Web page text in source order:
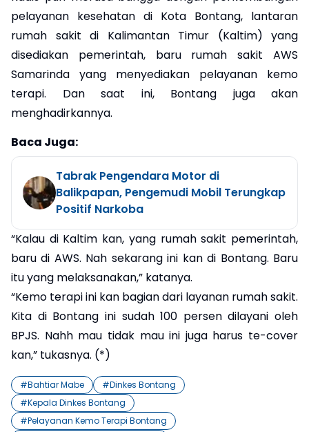
pelayanan kesehatan di Kota Bontang, lantaran
rumah sakit di Kalimantan Timur (Kaltim) yang
disediakan pemerintah, baru rumah sakit AWS
Samarinda yang menyediakan pelayanan kemo
terapi. Dan saat ini, Bontang juga akan
menghadirkannya.
Baca Juga:
Tabrak Pengendara Motor di
Balikpapan, Pengemudi Mobil Terungkap
Positif Narkoba
“Kalau di Kaltim kan, yang rumah sakit pemerintah,
baru di AWS. Nah sekarang ini kan di Bontang. Baru
itu yang melaksanakan,” katanya.
“Kemo terapi ini kan bagian dari layanan rumah sakit.
Kita di Bontang ini sudah 100 persen dilayani oleh
BPJS. Nahh mau tidak mau ini juga harus te-cover
kan,” tukasnya. (*)
#Bahtiar Mabe #Dinkes Bontang
#Kepala Dinkes Bontang
#Pelayanan Kemo Terapi Bontang